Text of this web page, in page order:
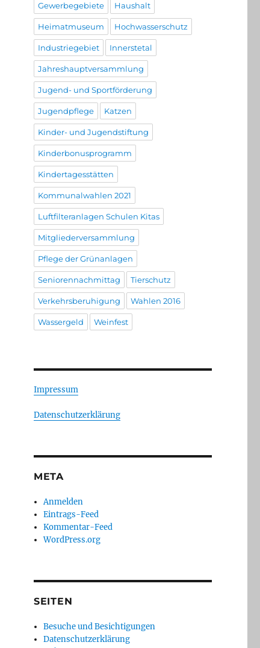
Gewerbegebiete Haushalt
Heimatmuseum Hochwasserschutz
Industriegebiet Innerstetal
Jahreshauptversammlung
Jugend- und Sportförderung
Jugendpflege Katzen
Kinder- und Jugendstiftung
Kinderbonusprogramm
Kindertagesstätten
Kommunalwahlen 2021
Luftfilteranlagen Schulen Kitas
Mitgliederversammlung
Pflege der Grünanlagen
Seniorennachmittag Tierschutz
Verkehrsberuhigung Wahlen 2016
Wassergeld Weinfest
Impressum
Datenschutzerklärung
META
Anmelden
Eintrags-Feed
Kommentar-Feed
WordPress.org
SEITEN
Besuche und Besichtigungen
Datenschutzerklärung